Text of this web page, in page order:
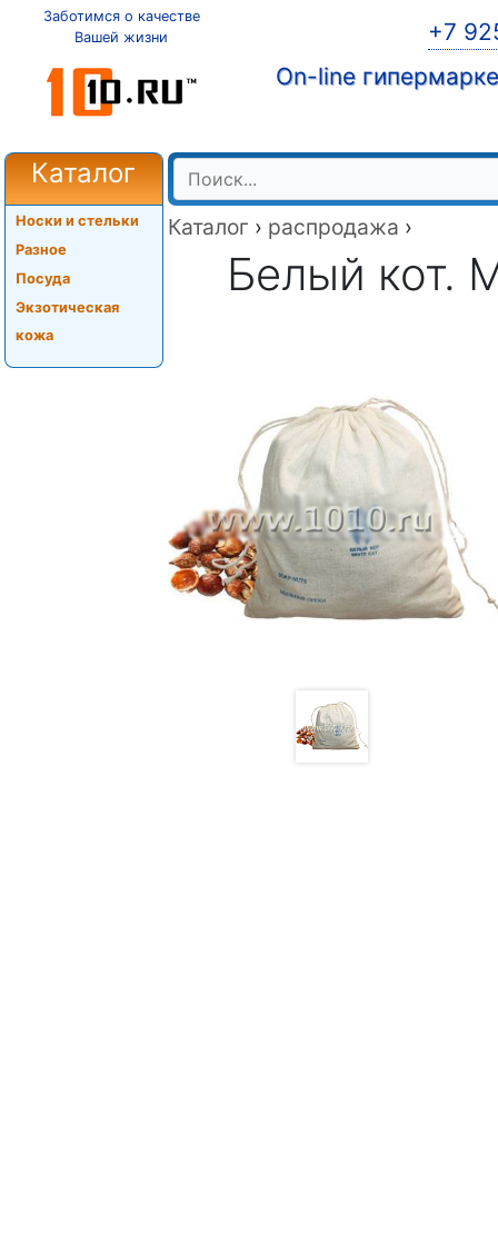
Заботимся о качестве
Вашей жизни
+7
On-line
Каталог
Носки и стельки
Разное
Посуда
Экзотическая
кожа
Каталог › распродажа ›
Белый кот.